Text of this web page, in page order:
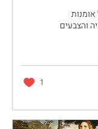
הקומפוזיציה והצבעים
1